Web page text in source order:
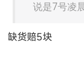
说是7号凌
缺货赔5块